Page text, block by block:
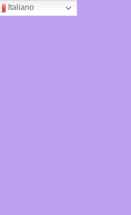
Italiano